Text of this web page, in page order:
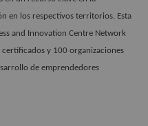
en los respectivos territorios. Esta
and Innovation Centre Network
certificados y 100 organizaciones
de emprendedores